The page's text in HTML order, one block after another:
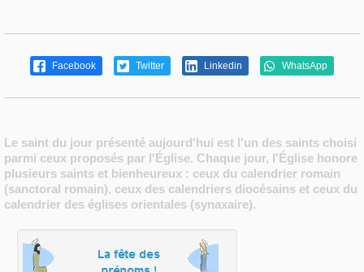
Facebook Twitter Linkedin WhatsApp
Le saint du jour présenté aujourd'hui est l'un des saints choisi
parmi ceux proposés par l'Église. Chaque jour, l'Église honore
plusieurs saints et bienheureux : ceux du calendrier romain
(sanctoral romain), ceux des calendriers diocésains et ceux du
calendrier des églises orientales (synaxaire).